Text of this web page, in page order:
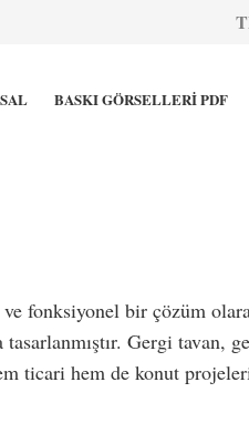
BASKI GÖRSELLERİ PDF
fonksiyonel bir çözüm
Gergi
ticari hem de konut